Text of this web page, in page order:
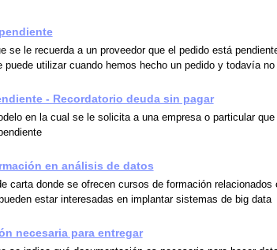
se le recuerda a un proveedor que el pedido está
puede utilizar cuando hemos hecho un pedido y todavía
- Recordatorio deuda sin pagar
en la cual se le solicita a una empresa o particular que
en análisis de datos
carta donde se ofrecen cursos de formación relacionados
estar interesadas en implantar sistemas de big data
necesaria para entregar